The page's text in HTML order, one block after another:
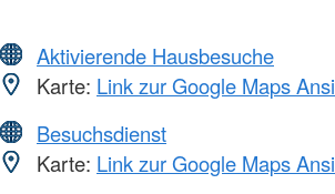
Aktivierende Hausbesuche
Karte: Link zur Google Maps
Besuchsdienst
Karte: Link zur Google Maps